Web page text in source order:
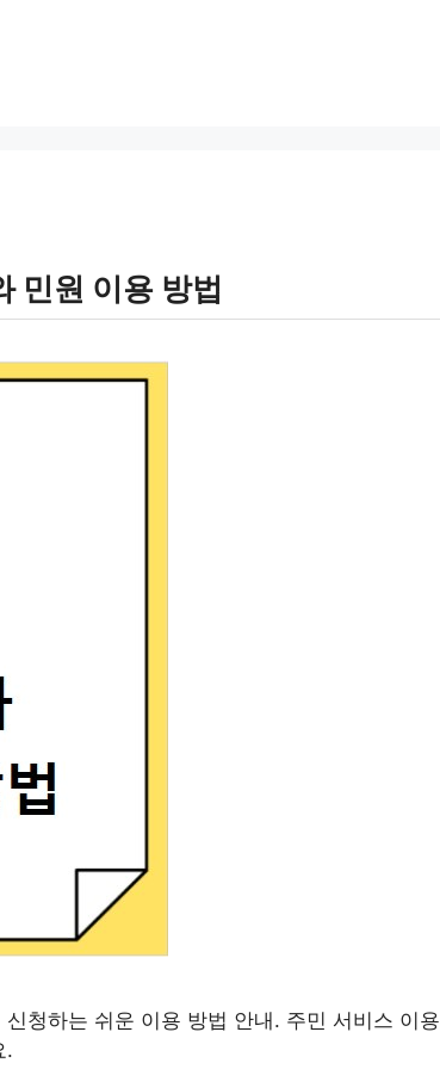
민원 이용 방법
청하는 쉬운 이용 방법 안내. 주민 서비스 이용
.